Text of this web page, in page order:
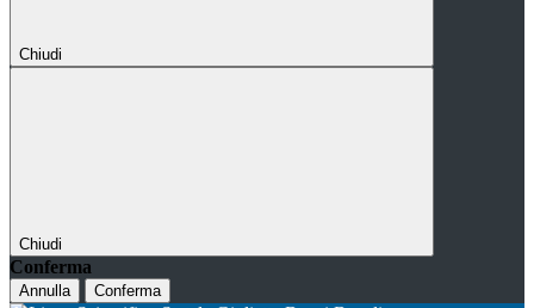
Chiudi
Chiudi
Conferma
Annulla Conferma